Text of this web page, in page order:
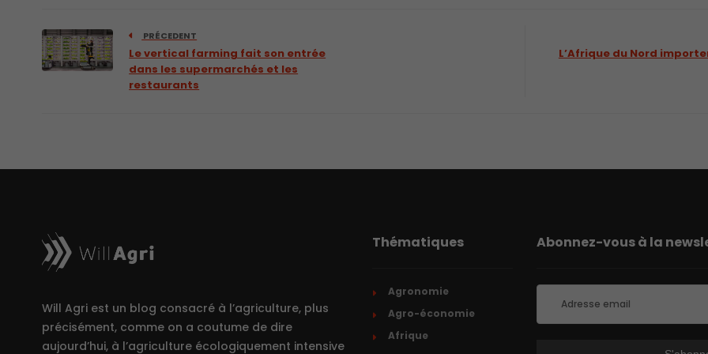
PRÉCEDENT
Le vertical farming fait son entrée
dans les supermarchés et les
restaurants
L’Afrique du Nord
Will Agri est un blog consacré à l’agriculture, plus
précisément, comme on a coutume de dire
aujourd’hui, à l’agriculture écologiquement intensive
Thématiques
Agronomie
Agro-économie
Afrique
Abonnez-vous à la